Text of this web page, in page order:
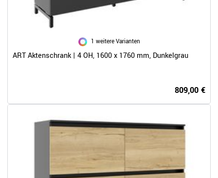
1 weitere Varianten
ART Aktenschrank | 4 OH, 1600 x 1760 mm, Dunkelgrau
809,00 €